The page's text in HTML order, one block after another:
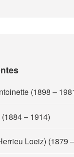
(1898 –
– 1914)
Loeiz) (1879